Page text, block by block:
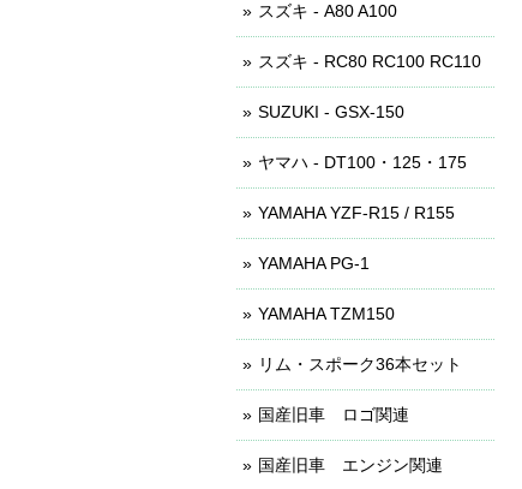
スズキ - A80 A100
スズキ - RC80 RC100 RC110
SUZUKI - GSX-150
ヤマハ - DT100・125・175
YAMAHA YZF-R15 / R155
YAMAHA PG-1
YAMAHA TZM150
リム・スポーク36本セット
国産旧車 ロゴ関連
国産旧車 エンジン関連